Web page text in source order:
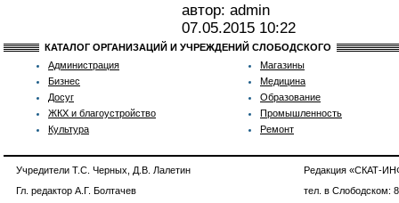
автор: admin
07.05.2015 10:22
КАТАЛОГ ОРГАНИЗАЦИЙ И УЧРЕЖДЕНИЙ СЛОБОДСКОГО
Администрация
Бизнес
Досуг
ЖКХ и благоустройство
Культура
Магазины
Медицина
Образование
Промышленность
Ремонт
Учредители Т.С. Черных, Д.В. Лалетин
Гл. редактор А.Г. Болтачев
Редакция «СКАТ-
тел. в Слободском: